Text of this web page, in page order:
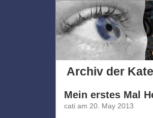
Archiv der
Mein erstes Mal
cati am 20. May 2013